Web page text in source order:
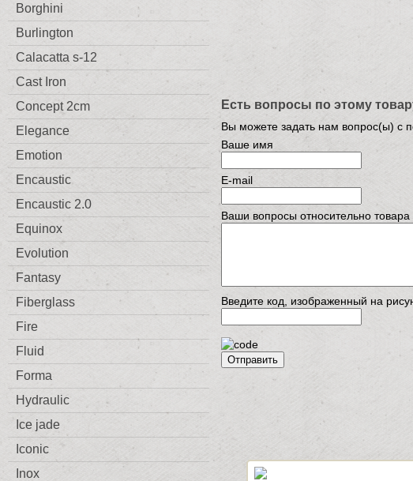
Borghini
Burlington
Calacatta s-12
Cast Iron
Concept 2cm
Elegance
Emotion
Encaustic
Encaustic 2.0
Equinox
Evolution
Fantasy
Fiberglass
Fire
Fluid
Forma
Hydraulic
Ice jade
Iconic
Inox
Есть вопросы по этому
Вы можете задать нам вопрос(ы)
Ваше имя
E-mail
Ваши вопросы относительно товара
Введите код, изображенный на
Отправить